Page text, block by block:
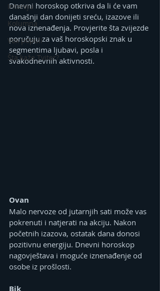
Intervju
Kolumna
Vox populi
Šta kaže Tviter?
Dnevni horoskop otkriva da li će vam
današnji dan donijeti sreću, izazove ili
nova iznenađenja. Provjerite šta zvijezde
poručuju za vaš horoskopski znak u
segmentima ljubavi, posla i
svakodnevnih aktivnosti.
Ovan
Malo nervoze od jutarnjih sati može vas
pokrenuti i natjerati na akciju. Nakon
početnih izazova, ostatak dana donosi
pozitivnu energiju. Dnevni horoskop
nagovještava i moguće iznenađenje od
osobe iz prošlosti.
Bik